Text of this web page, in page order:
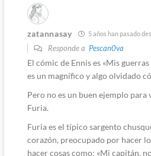
zatannasay 5 años han pasado
Responde a Pescan0va
El cómic de Ennis es «Mis
es un magnífico y algo olvidado
Pero no es un buen ejemplo
Furia.
Furia es el típico sargento
corazón, preocupado por hacer
hacer cosas como: «Mi capitán,